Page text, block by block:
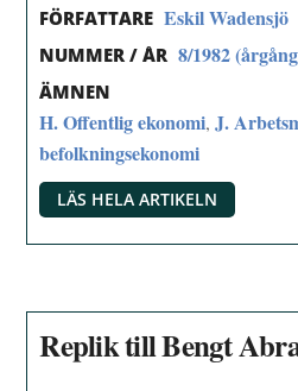
FÖRFATTARE Eskil Wadensjö
NUMMER / ÅR 8/1982
ÄMNEN
H. Offentlig ekonomi,J.
befolkningsekonomi
LÄS HELA ARTIKELN
Replik till Bengt